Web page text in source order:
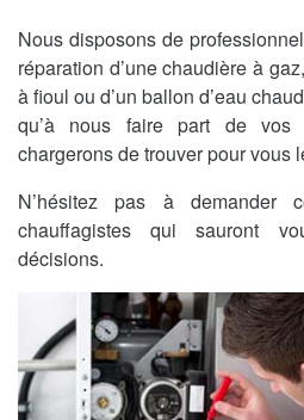
Nous disposons de
réparation d’une chaudière à
à fioul ou d’un ballon d’eau
qu’à nous faire part de
chargerons de trouver pour vous
N’hésitez pas à demander
chauffagistes qui sauront
décisions.